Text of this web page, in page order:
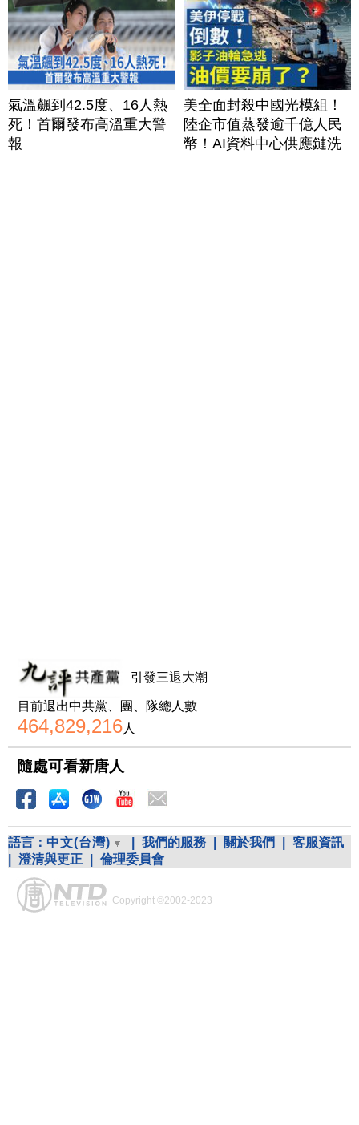
氣溫飆到42.5度、16人熱
死！首爾發布高溫重大警
報
美全面封殺中國光模組！
陸企市值蒸發逾千億人民
幣！AI資料中心供應鏈洗
引發三退大潮
目前退出中共黨、團、隊總人數
464,829,216人
隨處可看新唐人
語言： 中文(台灣) 我們的服務 關於我們
客服資訊
澄清與更正 倫理委員會
Copyright ©2002-2023